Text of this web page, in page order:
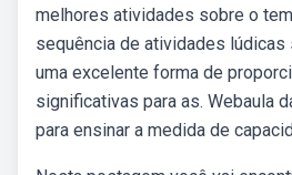
melhores atividades sobre o
sequência de atividades lúdicas
uma excelente forma de
significativas para as. Webaula
para ensinar a medida de